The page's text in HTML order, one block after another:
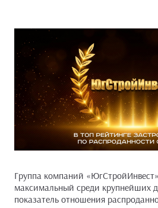
Группа компаний
максимальный среди крупнейших
показатель отношения